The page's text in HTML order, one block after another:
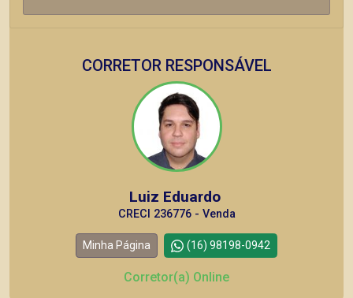
CORRETOR RESPONSÁVEL
Luiz Eduardo
CRECI 236776 - Venda
Minha Página (16) 98198-0942
Corretor(a) Online